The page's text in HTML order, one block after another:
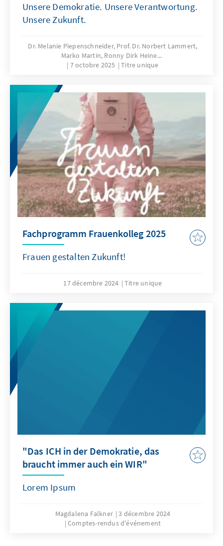
Unsere Demokratie. Unsere Verantwortung.
Unsere Zukunft.
Dr. Melanie Piepenschneider, Prof. Dr. Norbert Lammert,
Marko Martin, Ronny Dirk Heine...
7 octobre 2025
Titre unique
Fachprogramm Frauenkolleg 2025
Frauen gestalten Zukunft!
17 décembre 2024 Titre unique
"Das ICH in der Demokratie, das
braucht immer auch ein WIR"
Lorem Ipsum
Magdalena Falkner
3 décembre 2024
Comptes-rendus d'événement